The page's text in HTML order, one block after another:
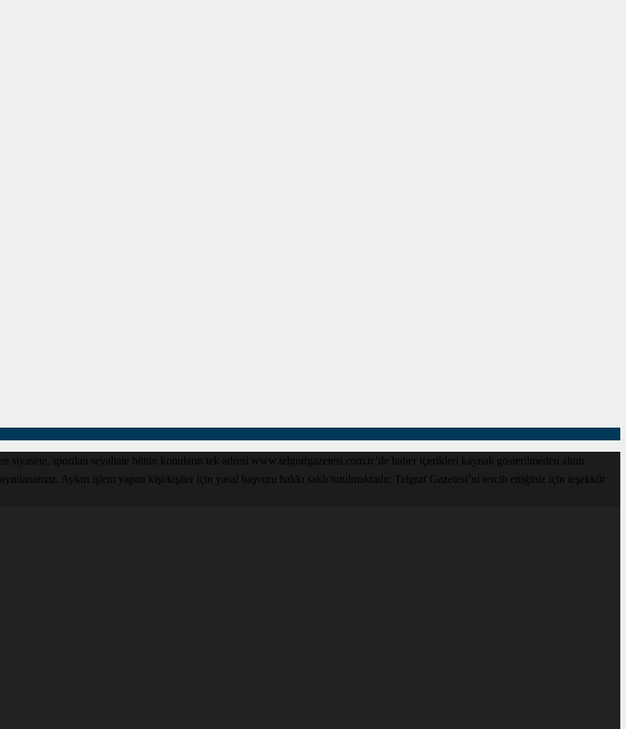
siyasete, spordan seyahate bütün konuların tek adresi www.telgrafgazetesi.com.tr’de haber içerikleri kaynak gösterilmeden alıntı
Aykırı işlem yapan kişi/kişiler için yasal başvuru hakkı saklı tutulmaktadır. Telgraf Gazetesi’ni tercih ettiğiniz için teşekkür